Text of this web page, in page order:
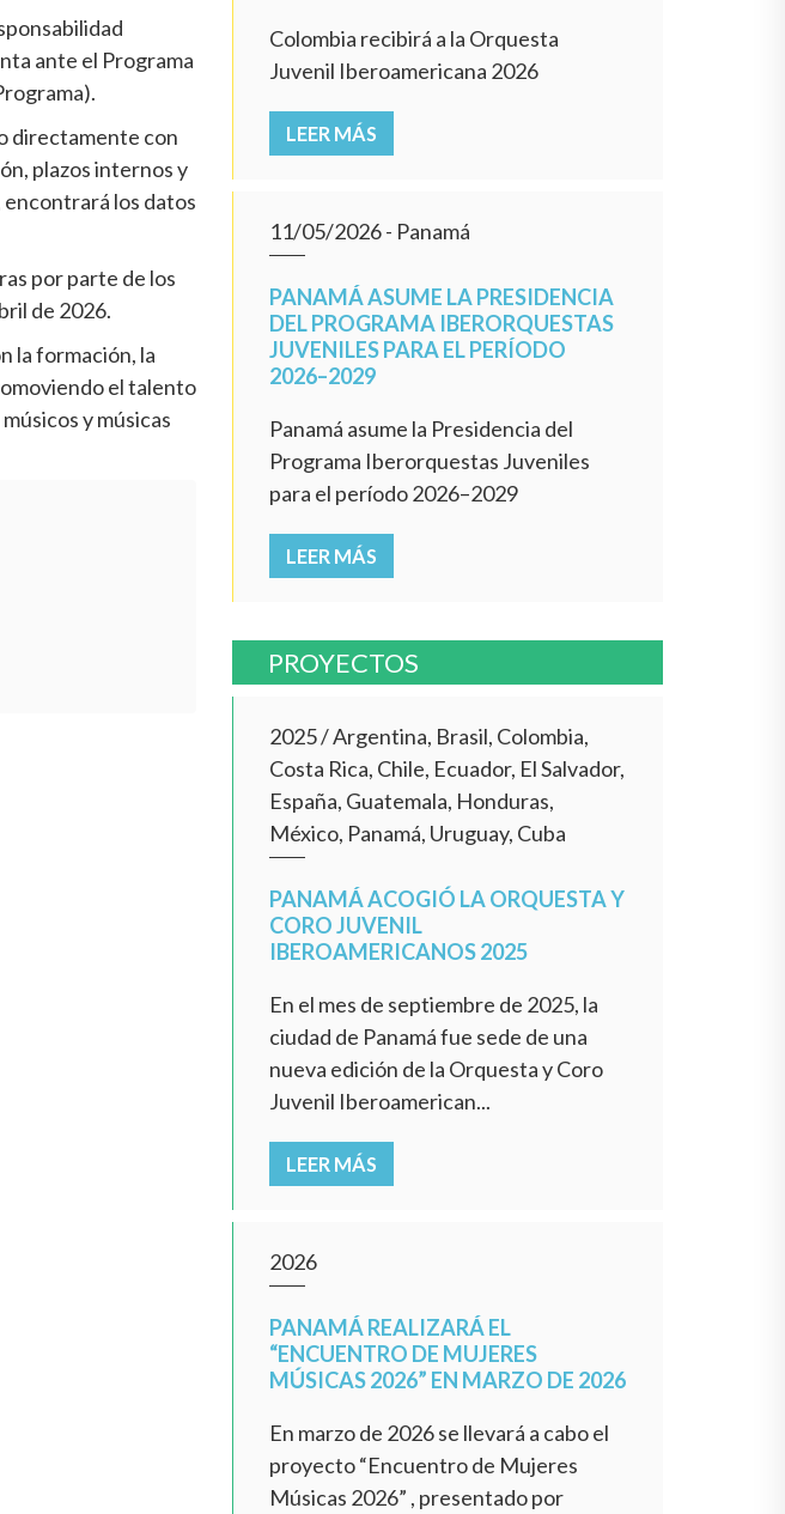
ante el Programa
directamente con
plazos internos y
los datos
por parte de los
de 2026.
la formación, la
el talento
y músicas
Colombia recibirá a la Orquesta
Juvenil Iberoamericana 2026
LEER MÁS
11/05/2026- Panamá
PANAMÁ ASUME LA PRESIDENCIA
DEL PROGRAMA IBERORQUESTAS
JUVENILES PARA EL PERÍODO
2026–2029
Panamá asume la Presidencia del
Programa Iberorquestas Juveniles
para el período 2026–2029
LEER MÁS
PROYECTOS
2025/Argentina, Brasil, Colombia,
Costa Rica, Chile, Ecuador, El Salvador,
España, Guatemala, Honduras,
México, Panamá, Uruguay, Cuba
PANAMÁ ACOGIÓ LA ORQUESTA Y
CORO JUVENIL
IBEROAMERICANOS 2025
En el mes de septiembre de 2025, la
ciudad de Panamá fue sede de una
nueva edición de la Orquesta y Coro
Juvenil Iberoamerican...
LEER MÁS
2026
PANAMÁ REALIZARÁ EL
“ENCUENTRO DE MUJERES
MÚSICAS 2026” EN MARZO DE 2026
En marzo de 2026 se llevará a cabo el
proyecto “Encuentro de Mujeres
Músicas 2026” , presentado por